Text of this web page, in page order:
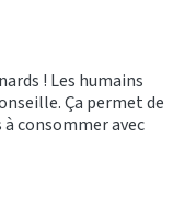
! Les humains
Ça permet de
à consommer avec